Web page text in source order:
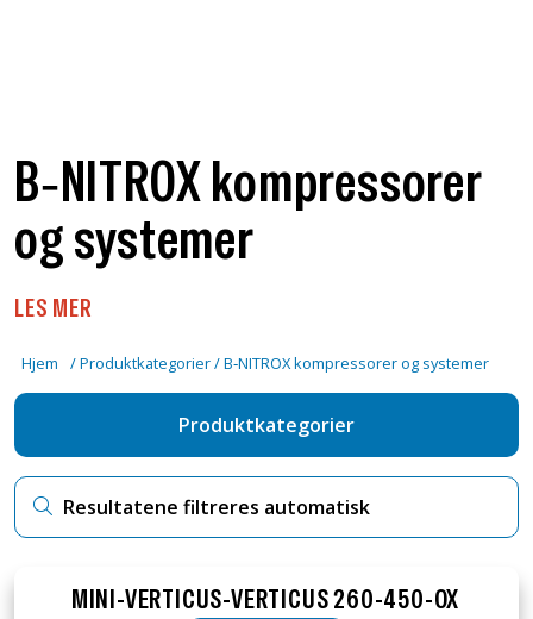
B‑NITROX kompressorer
og systemer
LES MER
Hjem /Produktkategorier/B‑NITROX kompressorer og systemer
Produktkategorier
Søk kategori og produkt
MINI-VERTICUS-VERTICUS 260-450-OX